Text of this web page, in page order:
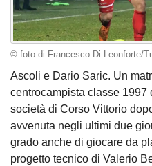
© foto di Francesco Di Leonforte/
Ascoli e Dario Saric. Un
centrocampista classe 1997
società di Corso Vittorio
avvenuta negli ultimi due
grado anche di giocare da
progetto tecnico di Valerio